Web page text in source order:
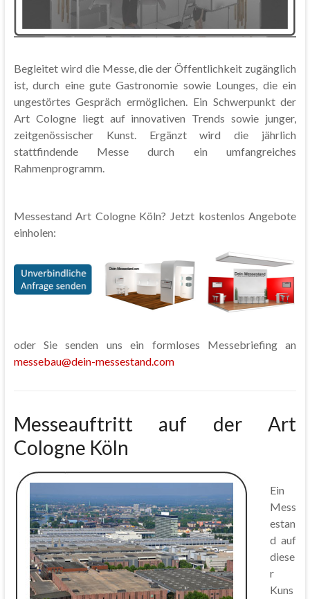
Begleitet wird die Messe, die der Öffentlichkeit zugänglich
ist, durch eine gute Gastronomie sowie Lounges, die ein
ungestörtes Gespräch ermöglichen. Ein Schwerpunkt der
Art Cologne liegt auf innovativen Trends sowie junger,
zeitgenössischer Kunst. Ergänzt wird die jährlich
stattfindende Messe durch ein umfangreiches
Rahmenprogramm.
Messestand Art Cologne Köln? Jetzt kostenlos Angebote
einholen:
oder Sie senden uns ein formloses Messebriefing an
messebau@dein-messestand.com
Messeauftritt auf der Art
Cologne Köln
Ein
Mess
estan
d auf
diese
r
Kuns